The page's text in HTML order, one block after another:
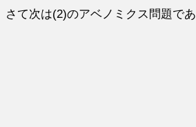
さて次は(2)のアベノミクス問題であ